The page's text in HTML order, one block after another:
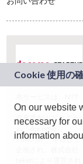
ドコモグループの新
規事業創出プログラ
ム「docomo
STARTUP」を通じて
On our website
necessary for
information